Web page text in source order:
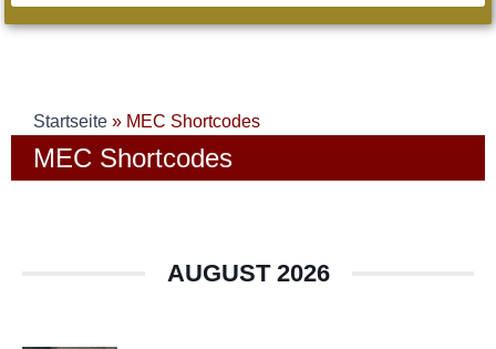
Startseite » MEC Shortcodes
MEC Shortcodes
AUGUST 2026